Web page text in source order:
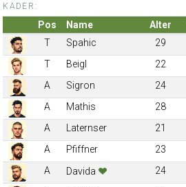
KADER:
Pos Name Alter
T
Spahic 29
T
Beigl 22
A
Sigron 24
A
Mathis 28
A
Laternser 21
A
Pfiffner 23
A
Davida 24